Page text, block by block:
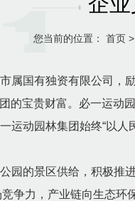
您当前的位置： 首页 >
国有独资有限公司，
的宝贵财富。必一运
动园林集团始终“以
景区供给，积极推进
争力，产业链向生态